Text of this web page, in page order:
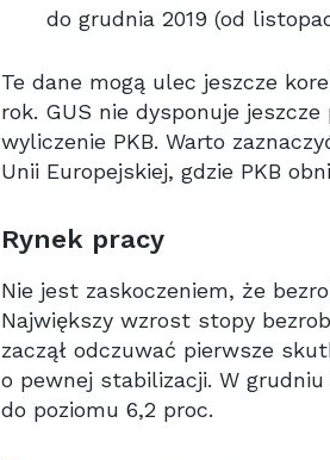
do grudnia 2019 (od
Te dane mogą ulec jeszcze
rok. GUS nie dysponuje
wyliczenie PKB. Warto
Unii Europejskiej, gdzie PKB
Rynek pracy
Nie jest zaskoczeniem, że
Największy wzrost stopy
zaczął odczuwać pierwsze
o pewnej stabilizacji. W grudniu
do poziomu 6,2 proc.